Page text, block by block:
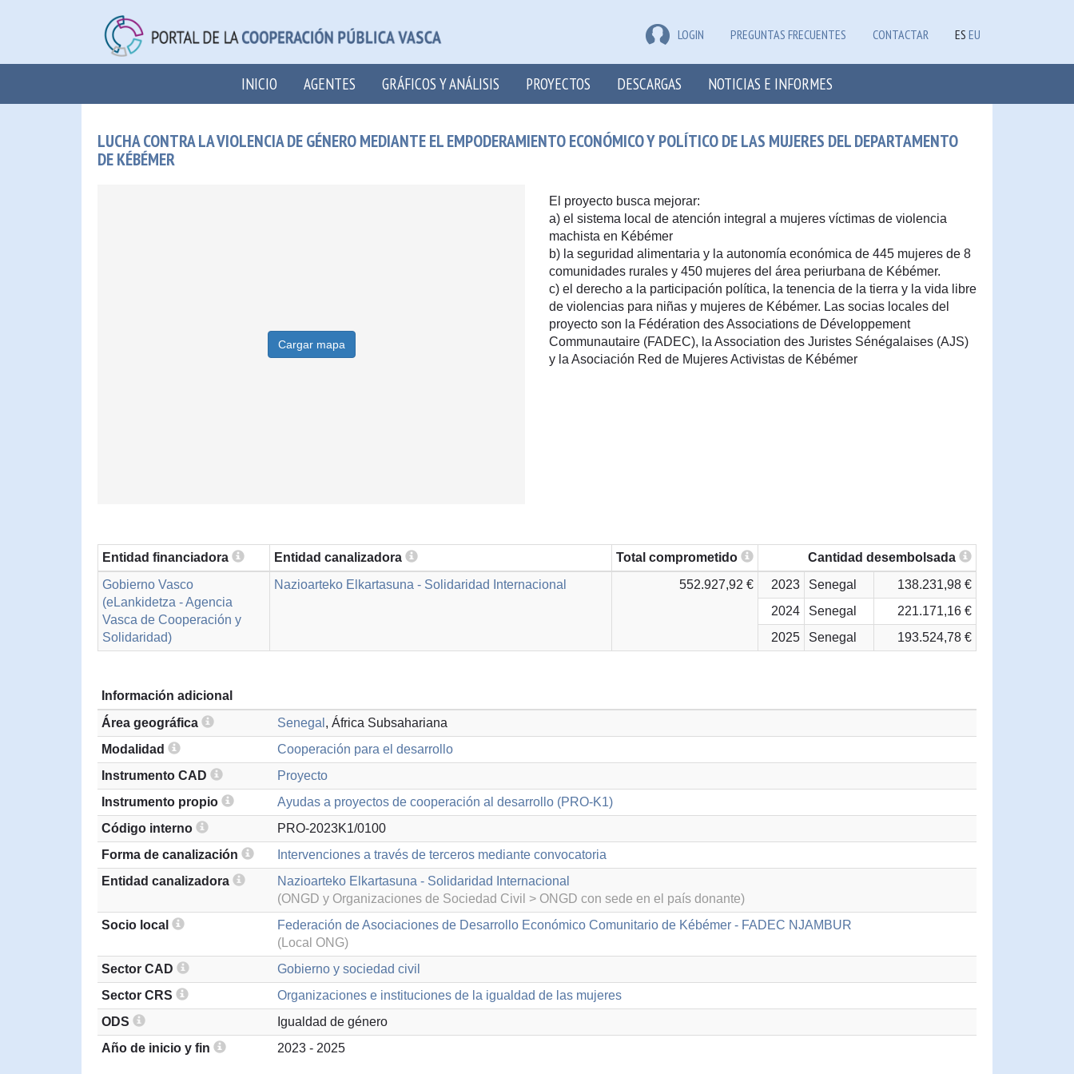
LOGIN PREGUNTAS FRECUENTES CONTACTAR ES EU
INICIO AGENTES GRÁFICOS Y ANÁLISIS PROYECTOS DESCARGAS NOTICIAS E INFORMES
LUCHA CONTRA LA VIOLENCIA DE GÉNERO MEDIANTE EL EMPODERAMIENTO ECONÓMICO Y POLÍTICO DE LAS MUJERES DEL DEPARTAMENTO
DE KÉBÉMER
Cargar mapa
El proyecto busca mejorar:
a) el sistema local de atención integral a mujeres víctimas de violencia
machista en Kébémer
b) la seguridad alimentaria y la autonomía económica de 445 mujeres de 8
comunidades rurales y 450 mujeres del área periurbana de Kébémer.
c) el derecho a la participación política, la tenencia de la tierra y la vida libre
de violencias para niñas y mujeres de Kébémer. Las socias locales del
proyecto son la Fédération des Associations de Développement
Communautaire (FADEC), la Association des Juristes Sénégalaises (AJS)
y la Asociación Red de Mujeres Activistas de Kébémer
Entidad financiadora Entidad canalizadora Total comprometido
Cantidad desembolsada
Gobierno Vasco
(eLankidetza - Agencia
Vasca de Cooperación y
Solidaridad)
Nazioarteko Elkartasuna - Solidaridad Internacional 552.927,92 € 2023 Senegal
138.231,98 €
2024
Senegal
221.171,16 €
2025
Senegal 193.524,78 €
Información adicional
Área geográfica
Senegal , África Subsahariana
Modalidad
Cooperación para el desarrollo
Instrumento CAD
Proyecto
Instrumento propio
Ayudas a proyectos de cooperación al desarrollo (PRO-K1)
Código interno
PRO-2023K1/0100
Forma de canalización
Intervenciones a través de terceros mediante convocatoria
Entidad canalizadora
Nazioarteko Elkartasuna - Solidaridad Internacional
(ONGD y Organizaciones de Sociedad Civil > ONGD con sede en el país donante)
Socio local
Federación de Asociaciones de Desarrollo Económico Comunitario de Kébémer - FADEC NJAMBUR
(Local ONG)
Sector CAD
Gobierno y sociedad civil
Sector CRS
Organizaciones e instituciones de la igualdad de las mujeres
ODS
Igualdad de género
Año de inicio y fin
2023 - 2025